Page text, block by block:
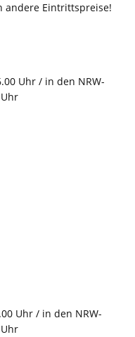
andere Eintrittspreise!
Uhr / in den NRW-
Uhr / in den NRW-